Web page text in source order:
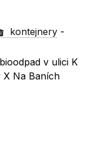
kontejnery -
v ulici K
X Na Baních